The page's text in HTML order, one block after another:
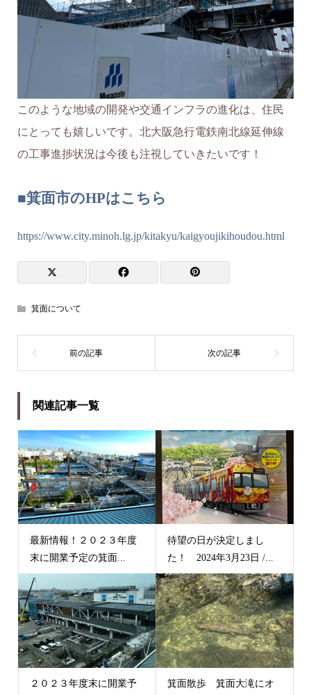
このような地域の開発や交通インフラの進化は、住民
にとっても嬉しいです。北大阪急行電鉄南北線延伸線
の工事進捗状況は今後も注視していきたいです！
■箕面市のHPはこちら
https://www.city.minoh.lg.jp/kitakyu/kaigyoujikihoudou.html
箕面について
関連記事一覧
最新情報！２０２３年度
末に開業予定の箕面...
待望の日が決定しまし
た！ 2024年3月23日 /...
２０２３年度末に開業予
箕面散歩 箕面大滝にオ